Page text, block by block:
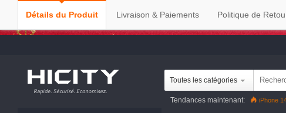
Toutes les catégories
Tendances maintenant: iPhone
Détails du Produit Livraison & Paiements Politique de